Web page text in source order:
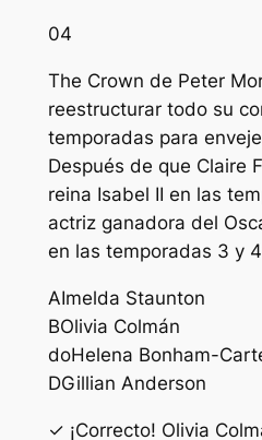
04
The Crown de Peter
reestructurar todo su
temporadas para
Después de que Claire
reina Isabel II en las
actriz ganadora del
en las temporadas 3 y
AImelda Staunton
BOlivia Colmán
doHelena Bonham-
DGillian Anderson
✓ ¡Correcto! Olivia